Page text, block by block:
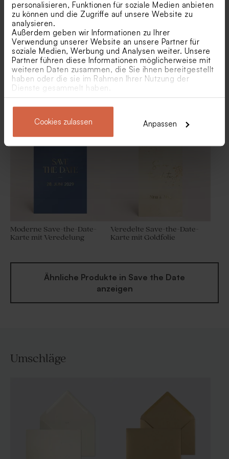
personalisieren, Funktionen für soziale Medien anbieten
zu können und die Zugriffe auf unsere Website zu
analysieren.
Außerdem geben wir Informationen zu Ihrer
Verwendung unserer Website an unsere Partner für
soziale Medien, Werbung und Analysen weiter. Unsere
Partner führen diese Informationen möglicherweise mit
weiteren Daten zusammen, die Sie ihnen bereitgestellt
haben oder die sie im Rahmen Ihrer Nutzung der
Dienste gesammelt haben.
Cookies zulassen Anpassen
Gastgeschenk
Originelles Gastgeschenk
Design
Save-the-Date-Karte im
Stilvolle Save-the-Date-
Moderne Save-the-Date-
Karte mit Veredelung
Veredelte Save-the-Date-
Karte mit Goldfolie
Ähnliche Produkte in Save the Date
anzeigen
Umschläge